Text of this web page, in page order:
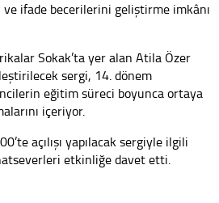
ifade becerilerini geliştirme imkânı
Sokak’ta yer alan Atila Özer
sergi, 14. dönem
eğitim süreci boyunca ortaya
içeriyor.
açılışı yapılacak sergiyle ilgili
etkinliğe davet etti.